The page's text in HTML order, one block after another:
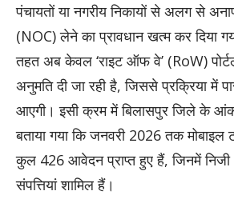
पंचायतों या नगरीय निकायों से अलग से
(NOC) लेने का प्रावधान खत्म कर दिया
तहत अब केवल ‘राइट ऑफ वे’ (RoW)
अनुमति दी जा रही है, जिससे प्रक्रिया में
आएगी। इसी क्रम में बिलासपुर जिले के
बताया गया कि जनवरी 2026 तक मोबाइल
कुल 426 आवेदन प्राप्त हुए हैं, जिनमें निजी
संपत्तियां शामिल हैं।